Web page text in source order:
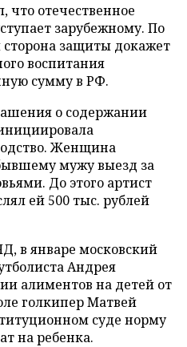
что отечественное
зарубежному. По
сторона защиты докажет
воспитания
сумму в РФ.
о содержании
Женщина
мужу выезд за
До этого артист
ей 500 тыс. рублей
в январе московский
Андрея
алиментов на детей от
голкипер Матвей
суде норму
на ребенка.